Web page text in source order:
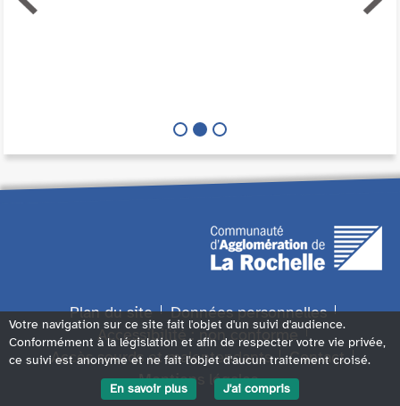
Plan du site
Données personnelles
Accessibilité : non conforme
Accès sourds et malentendants
Contact
Mentions légales
Votre navigation sur ce site fait l'objet d'un suivi d'audience.
Conformément à la législation et afin de respecter votre vie privée,
ce suivi est anonyme et ne fait l'objet d'aucun traitement croisé.
En savoir plus
J'ai compris